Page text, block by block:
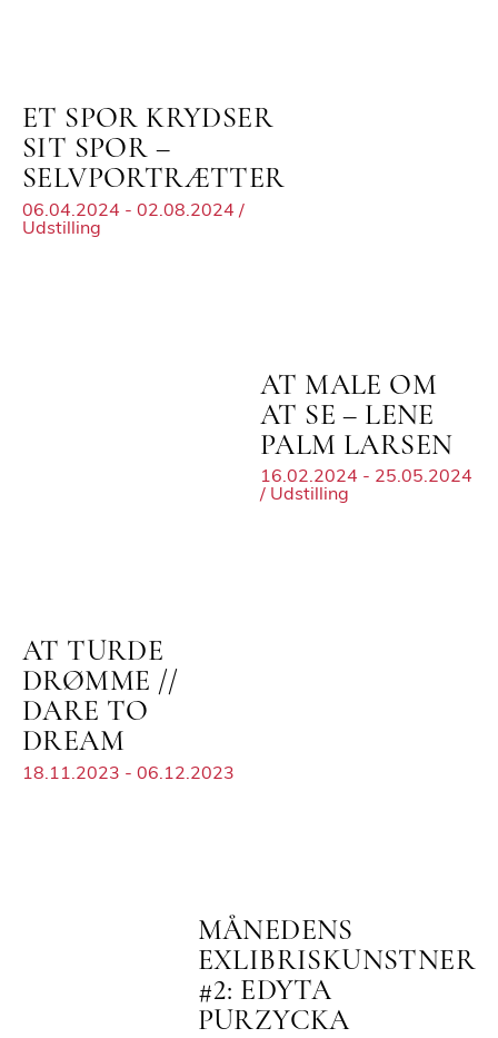
ET SPOR KRYDSER
SIT SPOR –
SELVPORTRÆTTER
06.04.2024 - 02.08.2024 /
Udstilling
AT MALE OM
AT SE – LENE
PALM LARSEN
16.02.2024 - 25.05.2024
/ Udstilling
AT TURDE
DRØMME //
DARE TO
DREAM
18.11.2023 - 06.12.2023
MÅNEDENS
EXLIBRISKUNSTNER
#2: EDYTA
PURZYCKA